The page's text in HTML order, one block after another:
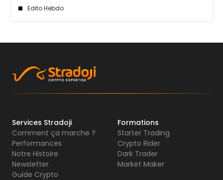
Edito Hebdo
Services Stradoji
Comment ça marche ?
Performances
Notre Histoire
Newsletter
Guide Crypto
Formations
Starter Trading
Crypto Rider
Dark Trader
Market Maker